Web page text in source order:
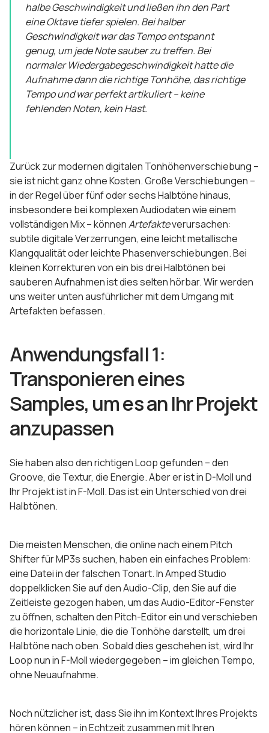
halbe Geschwindigkeit und ließen ihn den Part
eine Oktave tiefer spielen. Bei halber
Geschwindigkeit war das Tempo entspannt
genug, um jede Note sauber zu treffen. Bei
normaler Wiedergabegeschwindigkeit hatte die
Aufnahme dann die richtige Tonhöhe, das richtige
Tempo und war perfekt artikuliert – keine
fehlenden Noten, kein Hast.
Zurück zur modernen digitalen Tonhöhenverschiebung –
sie ist nicht ganz ohne Kosten. Große Verschiebungen –
in der Regel über fünf oder sechs Halbtöne hinaus,
insbesondere bei komplexen Audiodaten wie einem
vollständigen Mix – könnenArtefakteverursachen:
subtile digitale Verzerrungen, eine leicht metallische
Klangqualität oder leichte Phasenverschiebungen. Bei
kleinen Korrekturen von ein bis drei Halbtönen bei
sauberen Aufnahmen ist dies selten hörbar. Wir werden
uns weiter unten ausführlicher mit dem Umgang mit
Artefakten befassen.
Anwendungsfall 1:
Transponieren eines
Samples, um es an Ihr Projekt
anzupassen
Sie haben also den richtigen Loop gefunden – den
Groove, die Textur, die Energie. Aber er ist in D-Moll und
Ihr Projekt ist in F-Moll. Das ist ein Unterschied von drei
Halbtönen.
Die meisten Menschen, die online nach einem Pitch
Shifter für MP3s suchen, haben ein einfaches Problem:
eine Datei in der falschen Tonart. In Amped Studio
doppelklicken Sie auf den Audio-Clip, den Sie auf die
Zeitleiste gezogen haben, um das Audio-Editor-Fenster
zu öffnen, schalten den Pitch-Editor ein und verschieben
die horizontale Linie, die die Tonhöhe darstellt, um drei
Halbtöne nach oben. Sobald dies geschehen ist, wird Ihr
Loop nun in F-Moll wiedergegeben – im gleichen Tempo,
ohne Neuaufnahme.
Noch nützlicher ist, dass Sie ihn im Kontext Ihres Projekts
hören können – in Echtzeit zusammen mit Ihren